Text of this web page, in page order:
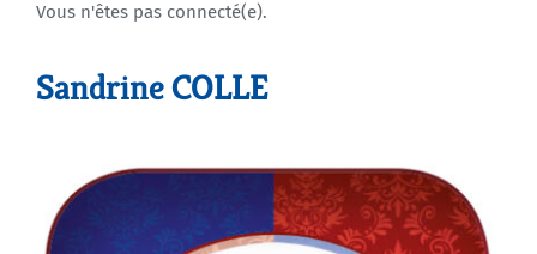
Agenda
Vous n'êtes pas connecté(e).
Sandrine COLLE